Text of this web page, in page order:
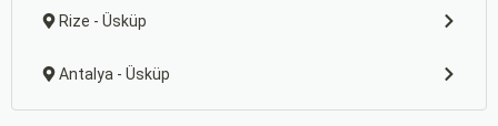
Rize - Üsküp
Antalya - Üsküp